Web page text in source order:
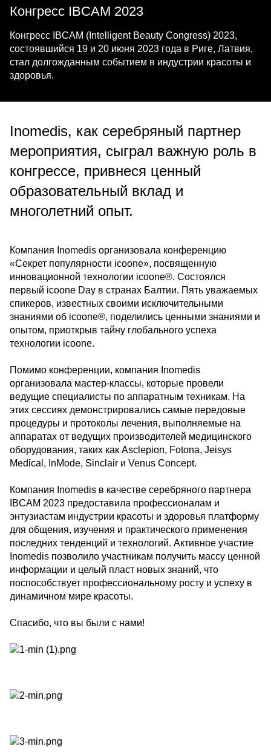
Конгресс IBCAM 2023
Конгресс IBCAM (Intelligent Beauty Congress) 2023,
состоявшийся 19 и 20 июня 2023 года в Риге, Латвия,
стал долгожданным событием в индустрии красоты и
здоровья.
Inomedis, как серебряный партнер
мероприятия, сыграл важную роль в
конгрессе, привнеся ценный
образовательный вклад и
многолетний опыт.
Компания Inomedis организовала конференцию
«Секрет популярности icoone», посвященную
инновационной технологии icoone®. Состоялся
первый icoone Day в странах Балтии. Пять уважаемых
спикеров, известных своими исключительными
знаниями об icoone®, поделились ценными знаниями и
опытом, приоткрыв тайну глобального успеха
технологии icoone.
Помимо конференции, компания Inomedis
организовала мастер-классы, которые провели
ведущие специалисты по аппаратным техникам. На
этих сессиях демонстрировались самые передовые
процедуры и протоколы лечения, выполняемые на
аппаратах от ведущих производителей медицинского
оборудования, таких как Asclepion, Fotona, Jeisys
Medical, InMode, Sinclair и Venus Concept.
Компания Inomedis в качестве серебряного партнера
IBCAM 2023 предоставила профессионалам и
энтузиастам индустрии красоты и здоровья платформу
для общения, изучения и практического применения
последних тенденций и технологий. Активное участие
Inomedis позволило участникам получить массу ценной
информации и целый пласт новых знаний, что
поспособствует профессиональному росту и успеху в
динамичном мире красоты.
Спасибо, что вы были с нами!